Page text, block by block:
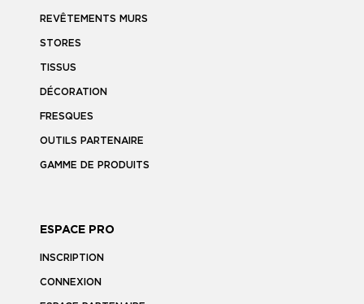
REVÊTEMENTS MURS
STORES
TISSUS
DÉCORATION
FRESQUES
OUTILS PARTENAIRE
GAMME DE PRODUITS
ESPACE PRO
INSCRIPTION
CONNEXION